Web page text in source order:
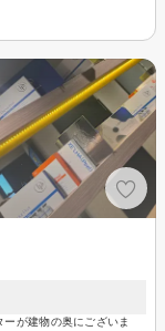
が建物の奥にございま